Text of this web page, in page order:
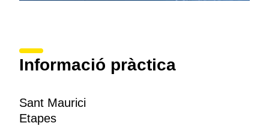
Informació pràctica
Sant Maurici
Etapes